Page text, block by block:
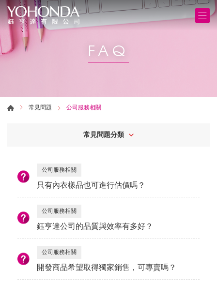
FAQ
常見問題 公司服務相關
常見問題分類
公司服務相關
只有內衣樣品也可進行估價嗎？
公司服務相關
鈺亨達公司的品質與效率有多好？
公司服務相關
開發商品希望取得獨家銷售，可專賣嗎？